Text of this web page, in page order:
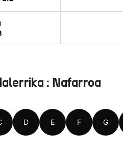
: Nafarroa
D E F G